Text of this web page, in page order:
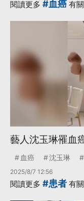
閱讀更多 #血癌 有
藝人沈玉琳罹血
血癌 沈玉琳
2025/8/7 12:56
閱讀更多 #患者 有